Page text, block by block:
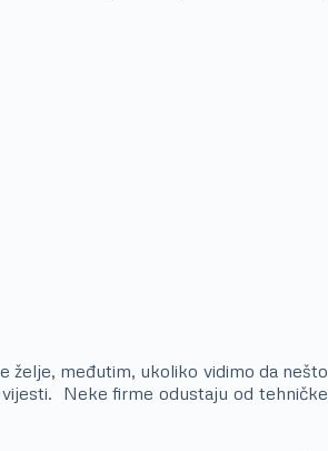
želje, međutim, ukoliko vidimo da nešto
Neke firme odustaju od tehničke